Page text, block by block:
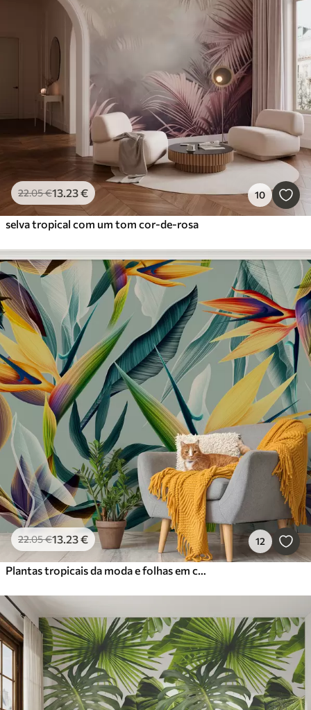
22.05€13.23€ 10
selva tropical com um tom cor-de-rosa
22.05€13.23€ 12
Plantas tropicais da moda e folhas em cores brilhantes